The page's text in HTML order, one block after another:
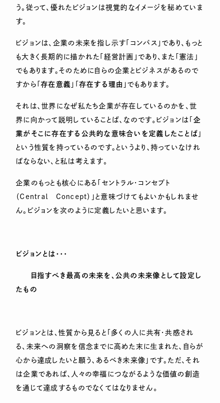
う。従って、優れたビジョンは視覚的なイメージを秘めていま
す。
ビジョンは、企業の未来を指し示す「コンパス」であり、もっと
も大きく長期的に描かれた「経営計画」であり、また「憲法」
でもあります。そのために自らの企業とビジネスがあるので
すから「存在意義 」「 存在する理由 」でもあります。
それは、世界になぜ私たち企業が存在しているのかを、世
界に向かって説明していることば、なのです。ビジョンは「 企
業がそこに存在する公共的な意味合いを定義したことば 」
という性質を持っているのです。というより、持っていなけれ
ばならない、と私は考えます。
企業のもっとも核心にある「セントラル・コンセプト
（Central Concept）」と意味づけてもよいかもしれませ
ん。ビジョンを次のように定義したいと思います。
ビジョンとは・・・
目指すべき最高の未来を、公共の未来像として設定し
たもの
ビジョンとは、性質から見ると「多くの人に共有・共感され
る、未来への洞察を信念までに高めた末に生まれた、自らが
心から達成したいと願う、あるべき未来像」です。ただ、それ
は企業であれば、人々の幸福につながるような価値の創造
を通じて達成するものでなくてはなりません。